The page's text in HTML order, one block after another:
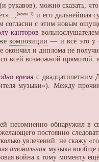
рукавов), можно сказать, что
[комм. 1] и его дальнейшая
согласии с этим новым
канторов
композиции — и всё это у
окончил и диплома не
со всей возможной
время с двадцатилетним
музыки»). Между
несомненно обнаружил в
постоянно
увлечений: не скажу
атональная музыка вообще
война к тому моменту